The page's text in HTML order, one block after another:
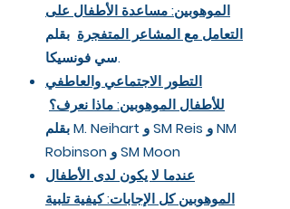
الموهوبين: مساعدة الأطفال على
التعامل مع المشاعر المتفجرة بقلم
سي فونسيكا.
التطور الاجتماعي والعاطفي
للأطفال الموهوبين: ماذا نعرف؟
بقلم M. Neihart و SM Reis و NM
Robinson و SM Moon
عندما لا يكون لدى الأطفال
الموهوبين كل الإجابات: كيفية تلبية